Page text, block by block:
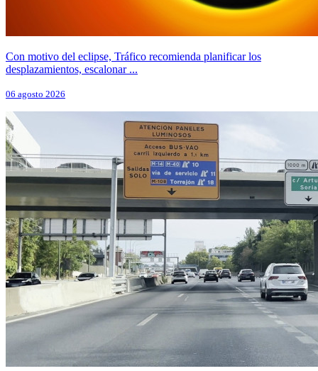
Con motivo del eclipse, Tráfico recomienda planificar los
desplazamientos, escalonar ...
06 agosto 2026